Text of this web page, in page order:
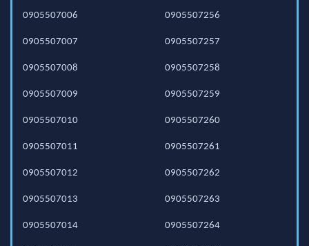
0905507006
0905507007
0905507008
0905507009
0905507010
0905507011
0905507012
0905507013
0905507014
0905507256
0905507257
0905507258
0905507259
0905507260
0905507261
0905507262
0905507263
0905507264